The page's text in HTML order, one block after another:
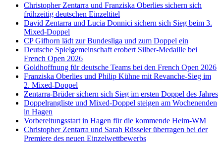
Christopher Zentarra und Franziska Oberlies sichern sich
frühzeitig deutschen Einzeltitel
David Zentarra und Lucia Donnici sichern sich Sieg beim 3.
Mixed-Doppel
CP Gifhorn lädt zur Bundesliga und zum Doppel ein
Deutsche Spielgemeinschaft erobert Silber-Medaille bei
French Open 2026
Goldhoffnung für deutsche Teams bei den French Open 2026
Franziska Oberlies und Philip Kühne mit Revanche-Sieg im
2. Mixed-Doppel
Zentarra-Brüder sichern sich Sieg im ersten Doppel des Jahres
Doppelrangliste und Mixed-Doppel steigen am Wochenenden
in Hagen
Vorbereitungsstart in Hagen für die kommende Heim-WM
Christopher Zentarra und Sarah Rüsseler überragen bei der
Premiere des neuen Einzelwettbewerbs